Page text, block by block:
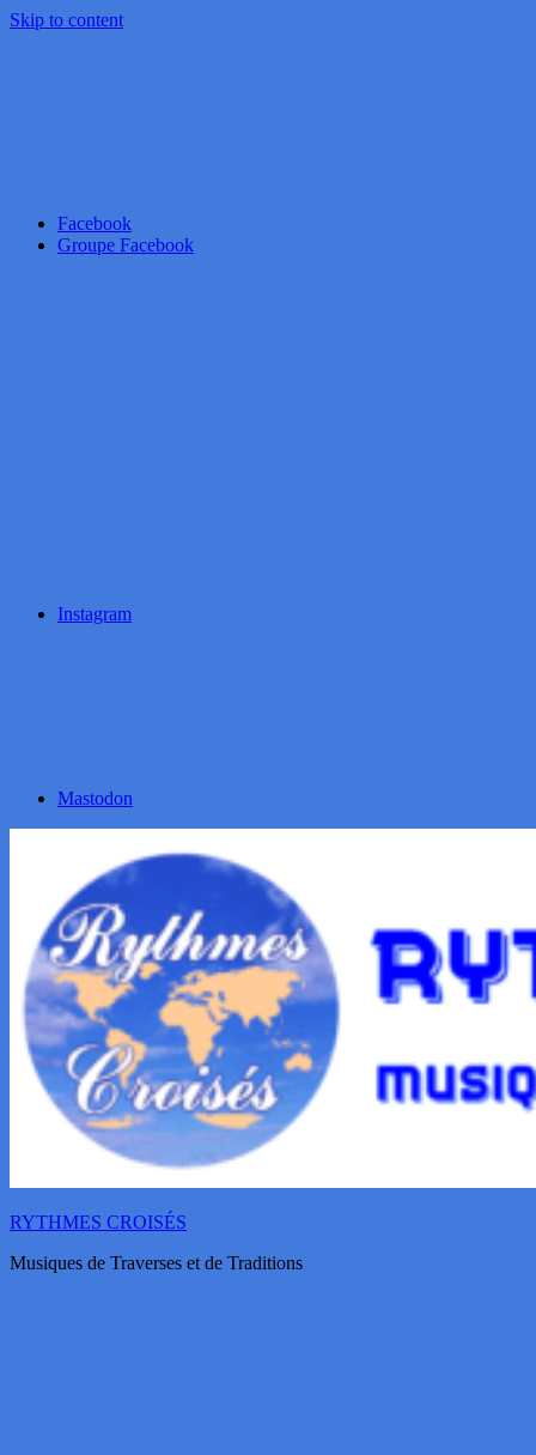
Skip to content
Facebook
Groupe Facebook
Instagram
Mastodon
RYTHMES CROISÉS
Musiques de Traverses et de Traditions